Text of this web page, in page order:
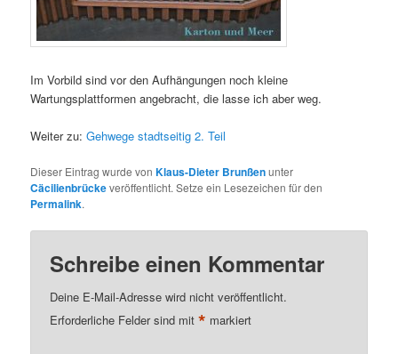
Im Vorbild sind vor den Aufhängungen noch kleine
Wartungsplattformen angebracht, die lasse ich aber weg.
Weiter zu:Gehwege stadtseitig 2. Teil
Dieser Eintrag wurde vonKlaus-Dieter Brunßenunter
Cäcilienbrückeveröffentlicht. Setze ein Lesezeichen für den
Permalink.
Schreibe einen Kommentar
Deine E-Mail-Adresse wird nicht veröffentlicht.
Erforderliche Felder sind mit* markiert